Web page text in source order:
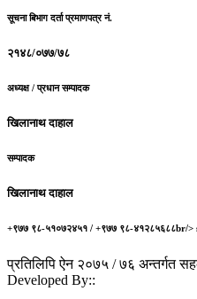
सूचना बिभाग दर्ता प्रमाणपत्र नं.
२१४८/०७७/७८
अध्यक्ष / प्रधान सम्पादक
खिलानाथ दाहाल
सम्पादक
खिलानाथ दाहाल
+९७७ ९८-५१०७२४५१ / +९७७ ९८-४१२८५६८८br/
प्रतिलिपि ऐन २०७५ / ७६ अन्तर्गत
Developed By::